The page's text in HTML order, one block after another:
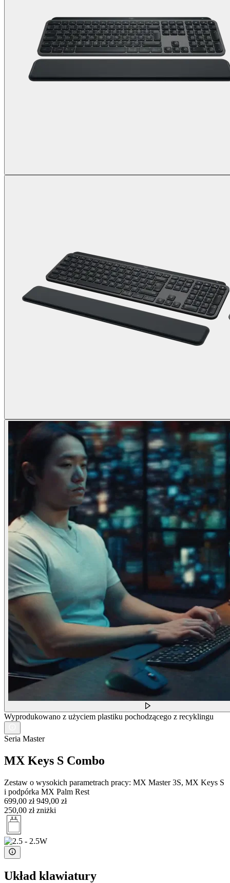
Wyprodukowano z użyciem plastiku pochodzącego z recyklingu
Seria Master
MX Keys S Combo
Zestaw o wysokich parametrach pracy: MX Master 3S, MX Keys S
i podpórka MX Palm Rest
699,00 zł 949,00 zł
250,00 zł zniżki
Układ klawiatury